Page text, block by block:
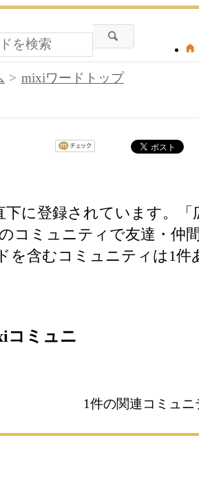
mixiワードトップ
下に登録されています。「
コミュニティで友達・仲
を含むコミュニティは1件
コミュニ
1件の関連コミュニ